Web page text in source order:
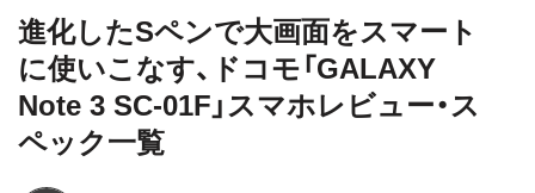
進化したSペンで大画面をスマート
に使いこなす、ドコモ「GALAXY
Note 3 SC-01F」スマホレビュー・ス
ペック一覧